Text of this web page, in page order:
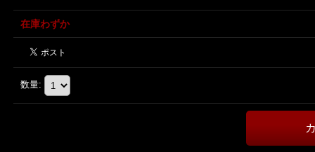
在庫わずか
数量: